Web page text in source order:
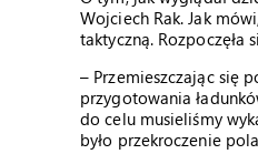
Wojciech Rak. Jak
taktyczną. Rozpoczęła
– Przemieszczając się
przygotowania
do celu musieliśmy
było przekroczenie